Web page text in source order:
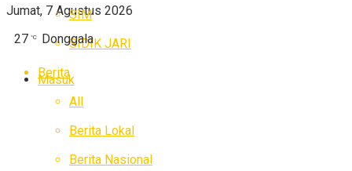
Jumat, 7 Agustus 2026
27 °C Donggala
Masuk
SIM
SIDIK JARI
Berita
All
Berita Lokal
Berita Nasional